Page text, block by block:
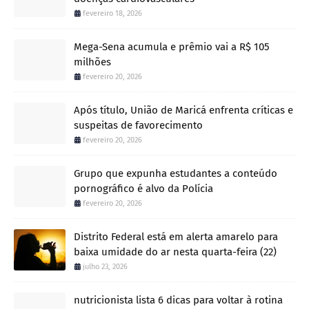
fevereiro 18, 2026
Mega-Sena acumula e prêmio vai a R$ 105
milhões
fevereiro 20, 2026
Após título, União de Maricá enfrenta críticas e
suspeitas de favorecimento
fevereiro 20, 2026
Grupo que expunha estudantes a conteúdo
pornográfico é alvo da Polícia
fevereiro 20, 2026
Distrito Federal está em alerta amarelo para
baixa umidade do ar nesta quarta-feira (22)
julho 23, 2026
nutricionista lista 6 dicas para voltar à rotina